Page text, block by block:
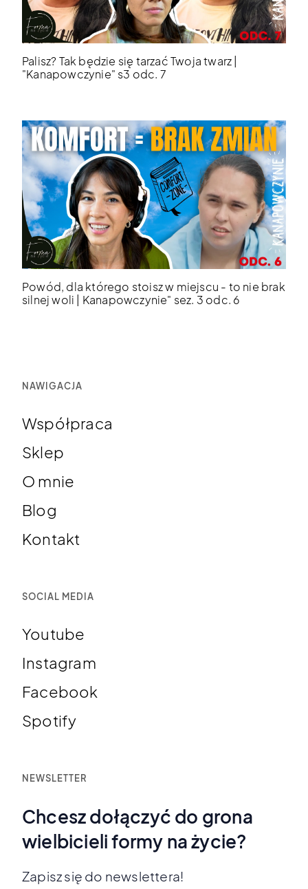
Palisz? Tak będzie się tarzać Twoja twarz |
"Kanapowczynie" s3 odc. 7
Powód, dla którego stoisz w miejscu - to nie brak
silnej woli | Kanapowczynie" sez. 3 odc. 6
NAWIGACJA
Współpraca
Sklep
O mnie
Blog
Kontakt
SOCIAL MEDIA
Youtube
Instagram
Facebook
Spotify
NEWSLETTER
Chcesz dołączyć do grona
wielbicieli formy na życie?
Zapisz się do newslettera!